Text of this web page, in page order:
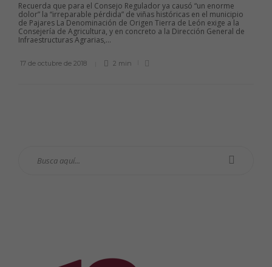
Recuerda que para el Consejo Regulador ya causó “un enorme
dolor” la “irreparable pérdida” de viñas históricas en el municipio
de Pajares La Denominación de Origen Tierra de León exige a la
Consejería de Agricultura, y en concreto a la Dirección General de
Infraestructuras Agrarias,...
17 de octubre de 2018 2 min